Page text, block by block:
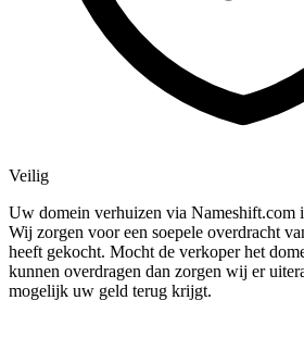
Veilig
Uw domein verhuizen via Nameshift.com
Wij zorgen voor een soepele overdracht
heeft gekocht. Mocht de verkoper het
kunnen overdragen dan zorgen wij er
mogelijk uw geld terug krijgt.